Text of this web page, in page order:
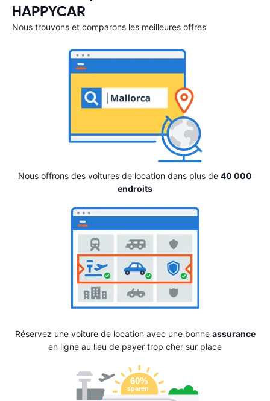
HAPPYCAR
Nous trouvons et comparons les meilleures offres
Nous offrons des voitures de location dans plus de 40 000
endroits
Réservez une voiture de location avec une bonne assurance
en ligne au lieu de payer trop cher sur place